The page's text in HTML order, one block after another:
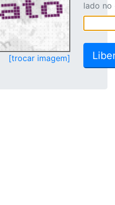
[trocar imagem]
lado no